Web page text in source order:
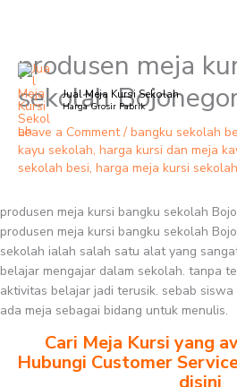
Skip
content
Jual Meja Kursi Sekolah
Harga Grosir Pabrik
produsen meja
sekolah
Leave a Comment / bangku sekolah
kayu sekolah, harga kursi dan meja
sekolah besi, harga meja kursi
produsen meja kursi bangku sekolah
produsen meja kursi bangku sekolah
sekolah ialah salah satu alat yang
belajar mengajar dalam sekolah. tanpa
aktivitas belajar jadi terusik. sebab
ada meja sebagai bidang untuk menulis.
Cari Meja Kursi yang
Hubungi Customer
disini